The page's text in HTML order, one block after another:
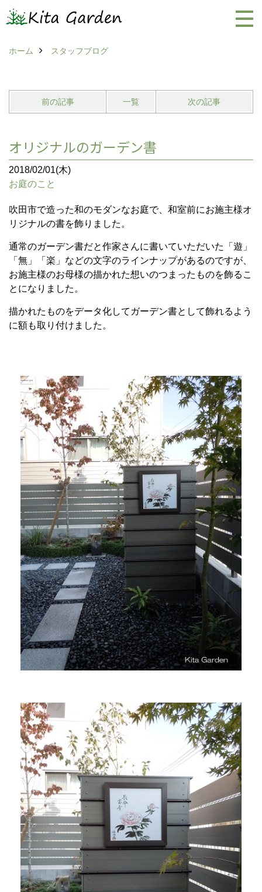
ホーム スタッフブログ
前の記事 一覧 次の記事
オリジナルのガーデン書
2018/02/01(木)
お庭のこと
吹田市で造った和のモダンなお庭で、和室前にお施主様オ
リジナルの書を飾りました。
通常のガーデン書だと作家さんに書いていただいた「遊」
「無」「楽」などの文字のラインナップがあるのですが、
お施主様のお母様の描かれた想いのつまったものを飾るこ
とになりました。
描かれたものをデータ化してガーデン書として飾れるよう
に額も取り付けました。